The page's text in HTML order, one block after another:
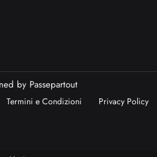
by Passepartout
Termini e Condizioni Privacy Policy